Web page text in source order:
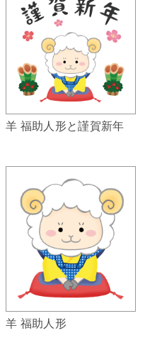
羊 福助人形と謹賀新年
羊 福助人形